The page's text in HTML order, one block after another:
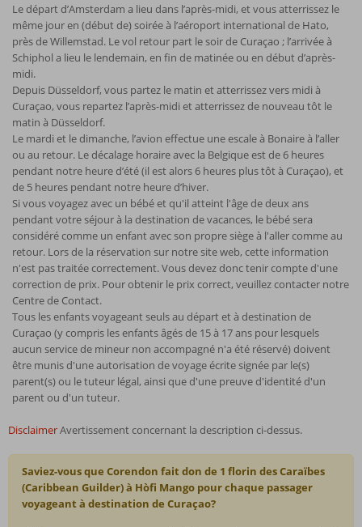
Le départ d’Amsterdam a lieu dans l’après-midi, et vous atterrissez le
même jour en (début de) soirée à l’aéroport international de Hato,
près de Willemstad. Le vol retour part le soir de Curaçao ; l’arrivée à
Schiphol a lieu le lendemain, en fin de matinée ou en début d’après-
midi.
Depuis Düsseldorf, vous partez le matin et atterrissez vers midi à
Curaçao, vous repartez l’après-midi et atterrissez de nouveau tôt le
matin à Düsseldorf.
Le mardi et le dimanche, l’avion effectue une escale à Bonaire à l’aller
ou au retour. Le décalage horaire avec la Belgique est de 6 heures
pendant notre heure d’été (il est alors 6 heures plus tôt à Curaçao), et
de 5 heures pendant notre heure d’hiver.
Si vous voyagez avec un bébé et qu'il atteint l'âge de deux ans
pendant votre séjour à la destination de vacances, le bébé sera
considéré comme un enfant avec son propre siège à l'aller comme au
retour. Lors de la réservation sur notre site web, cette information
n'est pas traitée correctement. Vous devez donc tenir compte d'une
correction de prix. Pour obtenir le prix correct, veuillez contacter notre
Centre de Contact.
Tous les enfants voyageant seuls au départ et à destination de
Curaçao (y compris les enfants âgés de 15 à 17 ans pour lesquels
aucun service de mineur non accompagné n'a été réservé) doivent
être munis d'une autorisation de voyage écrite signée par le(s)
parent(s) ou le tuteur légal, ainsi que d'une preuve d'identité d'un
parent ou d'un tuteur.
DisclaimerAvertissement concernant la description ci-dessus.
Saviez-vous que Corendon fait don de 1 florin des Caraïbes
(Caribbean Guilder) à Hòfi Mango pour chaque passager
voyageant à destination de Curaçao?